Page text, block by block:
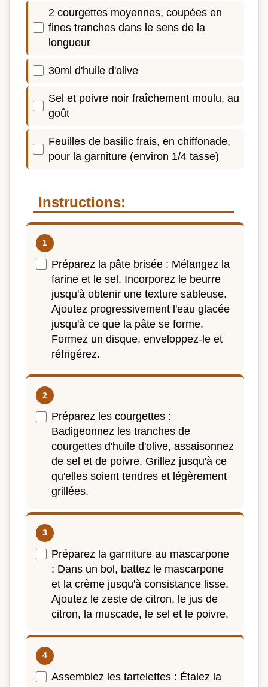
2 courgettes moyennes, coupées en
fines tranches dans le sens de la
longueur
30ml d'huile d'olive
Sel et poivre noir fraîchement moulu, au
goût
Feuilles de basilic frais, en chiffonade,
pour la garniture (environ 1/4 tasse)
Instructions:
Préparez la pâte brisée : Mélangez la
farine et le sel. Incorporez le beurre
jusqu'à obtenir une texture sableuse.
Ajoutez progressivement l'eau glacée
jusqu'à ce que la pâte se forme.
Formez un disque, enveloppez-le et
réfrigérez.
Préparez les courgettes :
Badigeonnez les tranches de
courgettes d'huile d'olive, assaisonnez
de sel et de poivre. Grillez jusqu'à ce
qu'elles soient tendres et légèrement
grillées.
Préparez la garniture au mascarpone
: Dans un bol, battez le mascarpone
et la crème jusqu'à consistance lisse.
Ajoutez le zeste de citron, le jus de
citron, la muscade, le sel et le poivre.
Assemblez les tartelettes : Étalez la